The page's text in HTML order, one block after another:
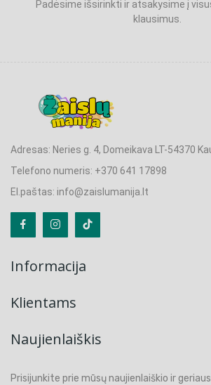
Padėsime išsirinkti ir atsakysime į
klausimus.
Adresas: Neries g. 4, Domeikava LT-54370
Telefono numeris: +370 641 17898
El.paštas: info@zaislumanija.lt
Informacija
Klientams
Naujienlaiškis
Prisijunkite prie mūsų naujienlaiškio ir